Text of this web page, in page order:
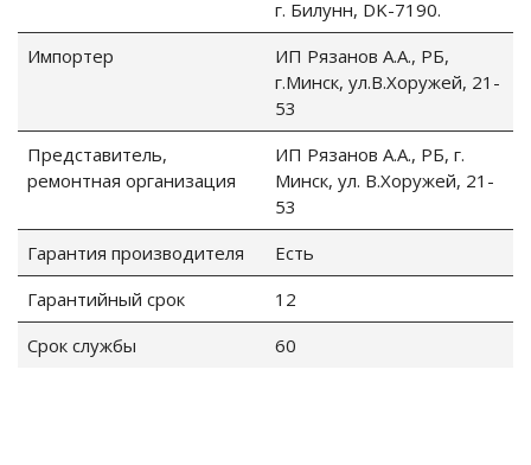
г. Билунн, DK-7190.
Импортер
ИП Рязанов А.А., РБ,
г.Минск, ул.В.Хоружей, 21-
53
Представитель,
ремонтная организация
ИП Рязанов А.А., РБ, г.
Минск, ул. В.Хоружей, 21-
53
Гарантия производителя
Есть
Гарантийный срок
12
Срок службы
60